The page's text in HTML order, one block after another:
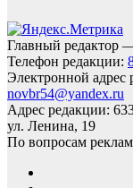
Главный редактор
Телефон редакции:
Электронной адрес
novbr54@yandex.ru
Адрес редакции:
ул. Ленина, 19
По вопросам